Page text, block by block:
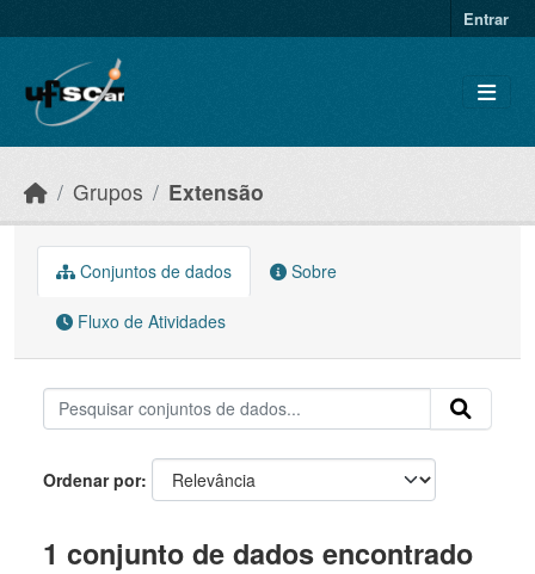
Entrar
Grupos Extensão
Conjuntos de dados Sobre
Fluxo de Atividades
Ordenar por
1 conjunto de dados encontrado